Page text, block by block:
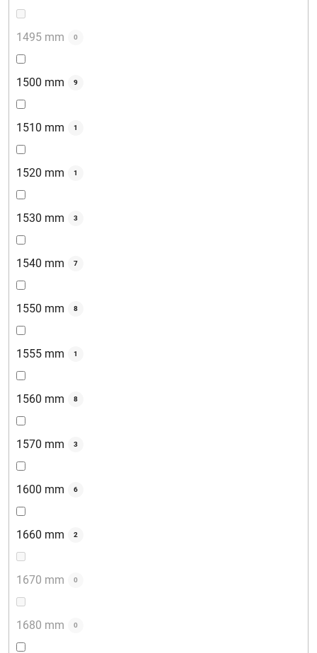
1495 mm 0
1500 mm 9
1510 mm 1
1520 mm 1
1530 mm 3
1540 mm 7
1550 mm 8
1555 mm 1
1560 mm 8
1570 mm 3
1600 mm 6
1660 mm 2
1670 mm 0
1680 mm 0